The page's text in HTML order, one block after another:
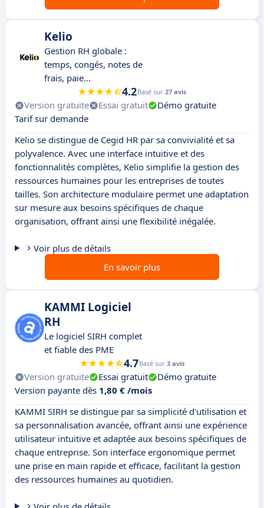
Kelio
Gestion RH globale :
temps, congés, notes de
frais, paie...
4.2Basé sur 27 avis
Version gratuite Essai gratuit
Démo gratuite
Tarif sur demande
Kelio se distingue de Cegid HR par sa convivialité et sa
polyvalence. Avec une interface intuitive et des
fonctionnalités complètes, Kelio simplifie la gestion des
ressources humaines pour les entreprises de toutes
tailles. Son architecture modulaire permet une adaptation
sur mesure aux besoins spécifiques de chaque
organisation, offrant ainsi une flexibilité inégalée.
Voir plus de détails
En savoir plus
KAMMI Logiciel
RH
Le logiciel SIRH complet
et fiable des PME
4.7Basé sur 3 avis
Version gratuite Essai gratuit
Démo gratuite
Version payante dès 1,80 € /mois
KAMMI SIRH se distingue par sa simplicité d'utilisation et
sa personnalisation avancée, offrant ainsi une expérience
utilisateur intuitive et adaptée aux besoins spécifiques de
chaque entreprise. Son interface ergonomique permet
une prise en main rapide et efficace, facilitant la gestion
des ressources humaines au quotidien.